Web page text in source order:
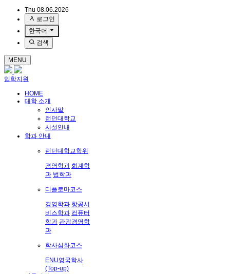
Thu 08.06.2026
로그인
한국어
검색
MENU
입학지원
HOME
대학 소개
인사말
런던대학교
시설안내
학과 안내
런던대학교학위
경영학과 회계학
과 법학과
디플로마코스
경영학과 항공서
비스학과 컴퓨터
학과 관광경영학
과
학사심화코스
ENU영국학사
(Top-up)